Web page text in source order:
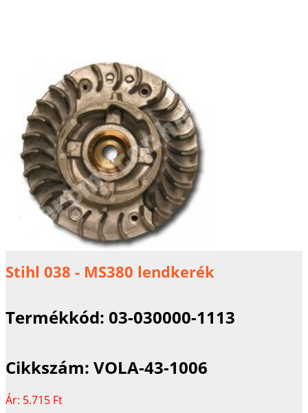
Stihl 038 - MS380 lendkerék
Termékkód: 03-030000-1113
Cikkszám: VOLA-43-1006
Ár: 5.715 Ft